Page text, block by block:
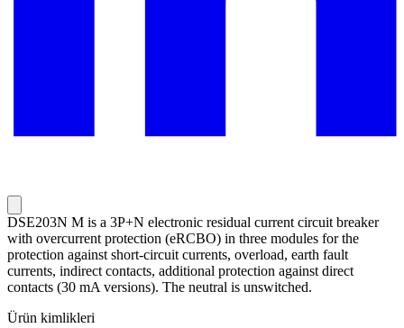
DSE203N M is a 3P+N electronic residual current circuit breaker
with overcurrent protection (eRCBO) in three modules for the
protection against short-circuit currents, overload, earth fault
currents, indirect contacts, additional protection against direct
contacts (30 mA versions). The neutral is unswitched.
Ürün kimlikleri